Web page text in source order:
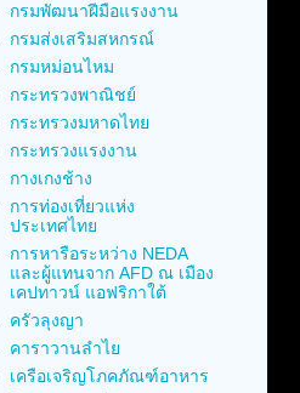
กรมพัฒนาฝีมือแรงงาน
กรมส่งเสริมสหกรณ์
กรมหม่อนไหม
กระทรวงพาณิชย์
กระทรวงมหาดไทย
กระทรวงแรงงาน
กางเกงช้าง
การท่องเที่ยวแห่ง
ประเทศไทย
การหารือระหว่าง NEDA
และผู้แทนจาก AFD ณ เมือง
เคปทาวน์ แอฟริกาใต้
ครัวลุงญา
คาราวานลำไย
เครือเจริญโภคภัณฑ์อาหาร